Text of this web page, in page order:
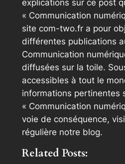
explications sur ce post
« Communication
site com-two.fr a pour
différentes publications
Communication
diffusées sur la toile.
accessibles à tout le
informations pertinentes
« Communication
voie de conséquence,
régulière notre blog.
Related Posts: